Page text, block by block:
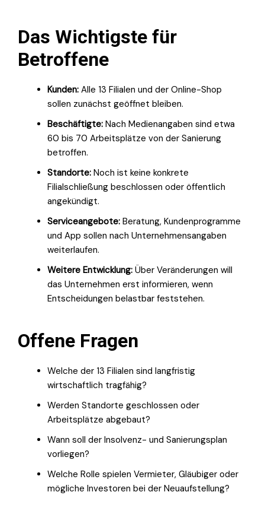
Das Wichtigste für
Betroffene
Kunden: Alle 13 Filialen und der Online-Shop
sollen zunächst geöffnet bleiben.
Beschäftigte: Nach Medienangaben sind etwa
60 bis 70 Arbeitsplätze von der Sanierung
betroffen.
Standorte: Noch ist keine konkrete
Filialschließung beschlossen oder öffentlich
angekündigt.
Serviceangebote: Beratung, Kundenprogramme
und App sollen nach Unternehmensangaben
weiterlaufen.
Weitere Entwicklung: Über Veränderungen will
das Unternehmen erst informieren, wenn
Entscheidungen belastbar feststehen.
Offene Fragen
Welche der 13 Filialen sind langfristig
wirtschaftlich tragfähig?
Werden Standorte geschlossen oder
Arbeitsplätze abgebaut?
Wann soll der Insolvenz- und Sanierungsplan
vorliegen?
Welche Rolle spielen Vermieter, Gläubiger oder
mögliche Investoren bei der Neuaufstellung?